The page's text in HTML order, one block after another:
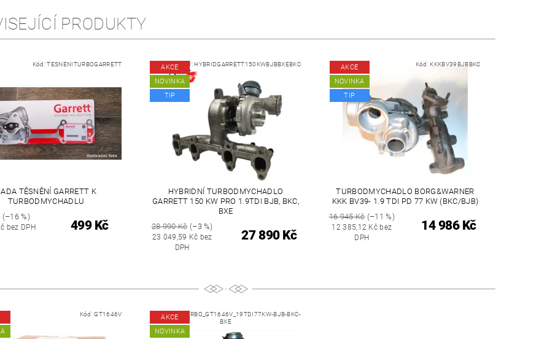
PRODUKTY
Kód:TESNENITURBOGARRETT
TĚSNĚNÍ GARRETT K
TURBODMYCHADLU
(–16 %)
bez DPH 499 Kč
AKCE
NOVINKA
TIP
Kód: HYBRIDGARRETT150KWBJBBXEBKC
HYBRIDNÍ TURBODMYCHADLO
GARRETT 150 KW PRO 1.9TDI BJB, BKC,
BXE
28 990 Kč(–3 %)
23 049,59 Kč bez
DPH
27 890 Kč
AKCE
NOVINKA
TIP
Kód: KKKBV39BJBBKC
TURBODMYCHADLO BORG&WARNER
KKK BV39- 1.9 TDI PD 77 KW (BKC/BJB)
16 945 Kč(–11 %)
12 385,12 Kč bez
DPH
14 986 Kč
Kód:GT1646V
AKCE
NOVINKA
Kód: REPA_TURBO_GT1646V_19TDI77KW-BJB-BKC-
BXE